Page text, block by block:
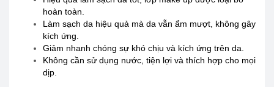
hoàn toàn.
Làm sạch da hiệu quả mà da vẫn ẩm mượt, không gây
kích ứng.
Giảm nhanh chóng sự khó chịu và kích ứng trên da.
Không cần sử dụng nước, tiện lợi và thích hợp cho mọi
dịp.